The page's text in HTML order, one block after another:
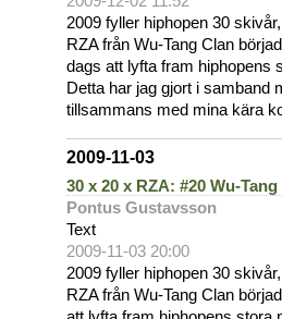
2009 fyller hiphopen 30
RZA från Wu-Tang Clan
dags att lyfta fram hiphopens
Detta har jag gjort i samband
tillsammans med mina kära
2009-11-03
30 x 20 x RZA: #20 Wu-Tang
Pontus Gustavsson
Text
2009-11-03 20:00
2009 fyller hiphopen 30
RZA från Wu-Tang Clan